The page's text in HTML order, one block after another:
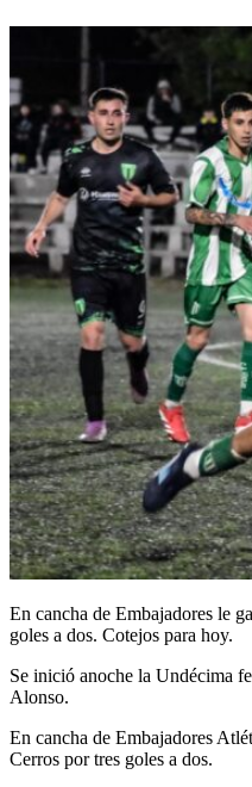
En cancha de Embajadores le
goles a dos. Cotejos para hoy.
Se inició anoche la Undécima
Alonso.
En cancha de Embajadores
Cerros por tres goles a dos.